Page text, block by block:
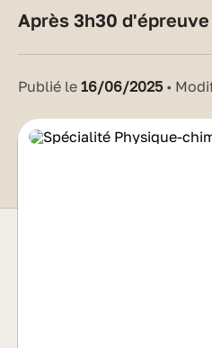
Après 3h30
Publié le16/06/2025 •